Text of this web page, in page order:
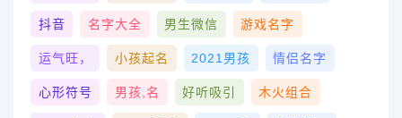
抖音 名字大全 男生微信 游戏名字
运气旺， 小孩起名 2021男孩 情侣名字
心形符号 男孩,名 好听吸引 木火组合